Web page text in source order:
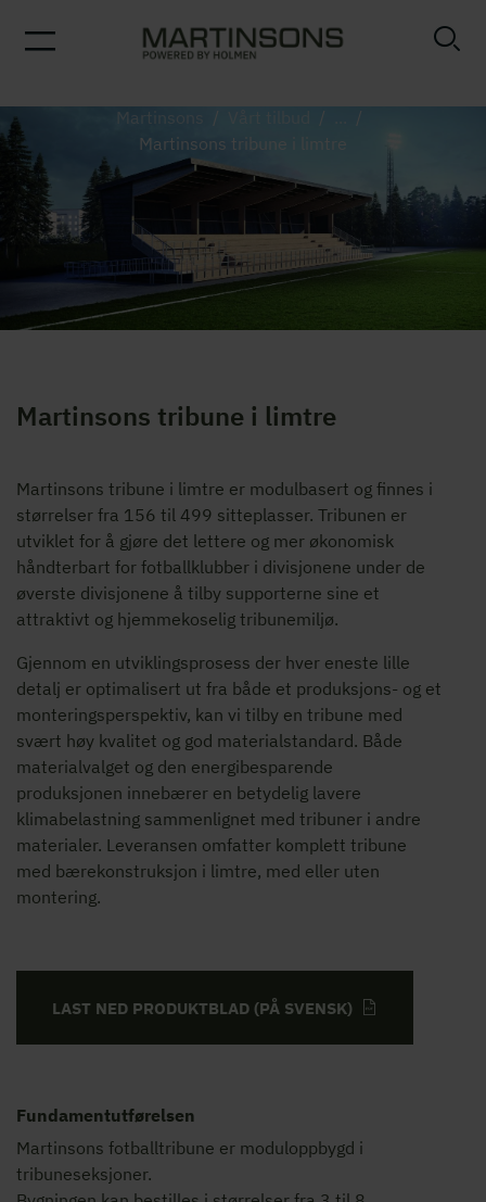
Martinsons / /
/
Martinsons tribune i limtre
Martinsons tribune i limtre
Martinsons tribune i limtre er modulbasert og finnes i
størrelser fra 156 til 499 sitteplasser. Tribunen er
utviklet for å gjøre det lettere og mer økonomisk
håndterbart for fotballklubber i divisjonene under de
øverste divisjonene å tilby supporterne sine et
attraktivt og hjemmekoselig tribunemiljø.
Gjennom en utviklingsprosess der hver eneste lille
detalj er optimalisert ut fra både et produksjons- og et
monteringsperspektiv, kan vi tilby en tribune med
svært høy kvalitet og god materialstandard. Både
materialvalget og den energibesparende
produksjonen innebærer en betydelig lavere
klimabelastning sammenlignet med tribuner i andre
materialer. Leveransen omfatter komplett tribune
med bærekonstruksjon i limtre, med eller uten
montering.
LAST NED PRODUKTBLAD (PÅ SVENSK)
Fundamentutførelsen
Martinsons fotballtribune er moduloppbygd i
tribuneseksjoner.